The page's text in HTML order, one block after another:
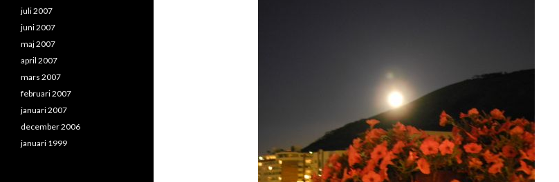
juli 2007
juni 2007
maj 2007
april 2007
mars 2007
februari 2007
januari 2007
december 2006
januari 1999